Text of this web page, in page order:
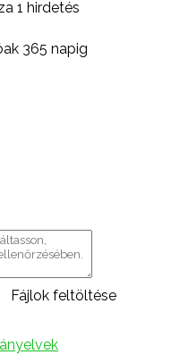
1 hirdetés
365 napig
Fájlok feltöltése